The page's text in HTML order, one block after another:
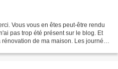
Vous vous en êtes peut-être rendu
pas trop été présent sur le blog. Et
de ma maison. Les journées